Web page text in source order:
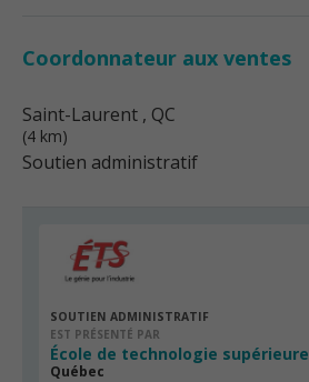
Coordonnateur aux ventes
Saint-Laurent , QC
(4 km)
Soutien administratif
SOUTIEN ADMINISTRATIF
EST PRÉSENTÉ PAR
École de technologie supérieure
Québec